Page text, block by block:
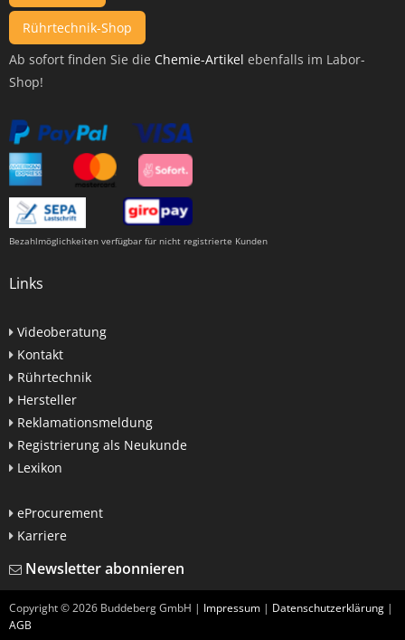
Rührtechnik-Shop
Ab sofort finden Sie die Chemie-Artikel ebenfalls im Labor-
Shop!
Bezahlmöglichkeiten verfügbar für nicht registrierte Kunden
Links
Videoberatung
Kontakt
Rührtechnik
Hersteller
Reklamationsmeldung
Registrierung als Neukunde
Lexikon
eProcurement
Karriere
Newsletter abonnieren
Copyright ©2026 Buddeberg GmbH | Impressum | Datenschutzerklärung |
AGB